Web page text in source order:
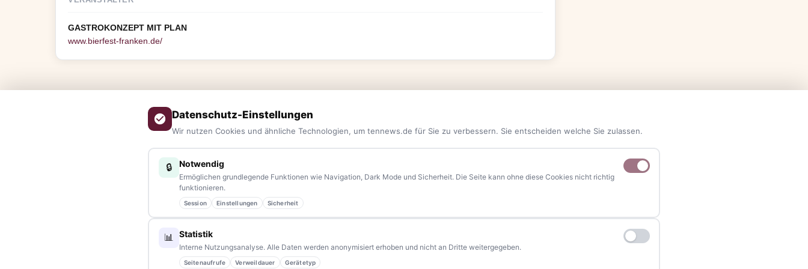
GASTROKONZEPT MIT PLAN
www.bierfest-franken.de/
Das Nachrichtenportal für die Region 10 und Bayern.Aktuelle News, Hintergründe, Service und Freizeittipps
aus allen Regionen, Städten und Landkreisen.Von Politik bis Blaulicht, von Kultur bis Sport, von Alltagstipps bis
– immer aktuell, immer aus Ihrer Nähe.
Home
Datenschutz-Einstellungen
Wir nutzen Cookies und ähnliche Technologien, um tennews.de für Sie zu verbessern. Sie entscheiden welche Sie zulassen.
🔒 Notwendig
Ermöglichen grundlegende Funktionen wie Navigation, Dark Mode und Sicherheit. Die Seite kann ohne diese Cookies nicht richtig
funktionieren.
Session Einstellungen Sicherheit
📊 Statistik
Interne Nutzungsanalyse. Alle Daten werden anonymisiert erhoben und nicht an Dritte weitergegeben.
Seitenaufrufe Verweildauer Gerätetyp